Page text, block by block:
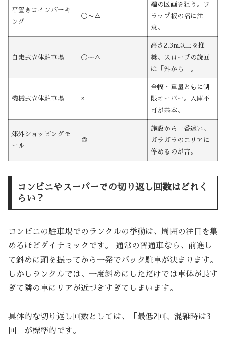
平置きコインパーキ
ング
◯〜△
端の区画を狙う。フ
ラップ板の幅に注
意。
自走式立体駐車場 ◯〜△
高さ2.3m以上を推
奨。スロープの旋回
は「外から」。
機械式立体駐車場 ×
全幅・重量ともに制
限オーバー。入庫不
可が基本。
郊外ショッピングモ
ール
◎
施設から一番遠い、
ガラガラのエリアに
停めるのが吉。
コンビニやスーパーでの切り返し回数はどれく
らい？
コンビニの駐車場でのランクルの挙動は、周囲の注目を集
めるほどダイナミックです。 通常の普通車なら、前進し
て斜めに頭を振ってから一発でバック駐車が決まります。
しかしランクルでは、一度斜めにしただけでは車体が長す
ぎて隣の車にリアが近づきすぎてしまいます。
具体的な切り返し回数としては、「最低2回、混雑時は3
回」が標準的です。